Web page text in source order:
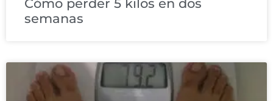
Cómo perder 5 kilos en dos
semanas